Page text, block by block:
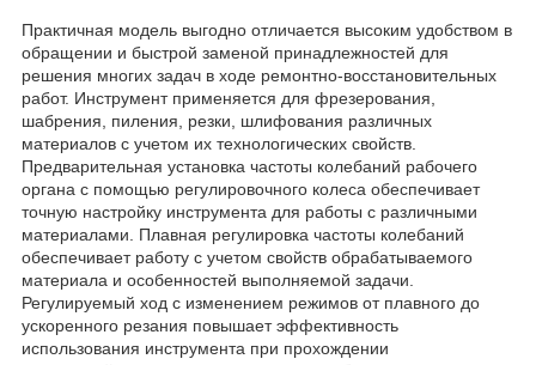
Практичная модель выгодно отличается высоким удобством в
обращении и быстрой заменой принадлежностей для
решения многих задач в ходе ремонтно-восстановительных
работ. Инструмент применяется для фрезерования,
шабрения, пиления, резки, шлифования различных
материалов с учетом их технологических свойств.
Предварительная установка частоты колебаний рабочего
органа с помощью регулировочного колеса обеспечивает
точную настройку инструмента для работы с различными
материалами. Плавная регулировка частоты колебаний
обеспечивает работу с учетом свойств обрабатываемого
материала и особенностей выполняемой задачи.
Регулируемый ход с изменением режимов от плавного до
ускоренного резания повышает эффективность
использования инструмента при прохождении